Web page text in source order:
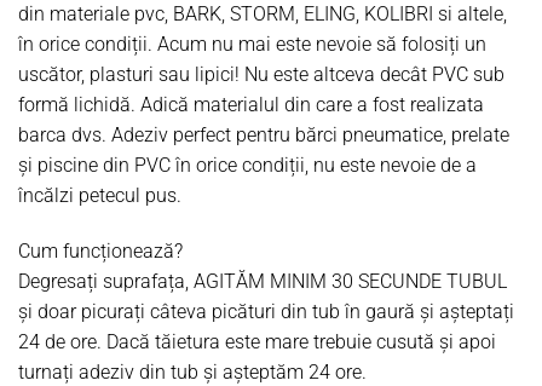
din materiale pvc, BARK, STORM, ELING, KOLIBRI si altele,
în orice condiții. Acum nu mai este nevoie să folosiți un
uscător, plasturi sau lipici! Nu este altceva decât PVC sub
formă lichidă. Adică materialul din care a fost realizata
barca dvs. Adeziv perfect pentru bărci pneumatice, prelate
și piscine din PVC în orice condiții, nu este nevoie de a
încălzi petecul pus.
Cum funcționează?
Degresați suprafața, AGITĂM MINIM 30 SECUNDE TUBUL
și doar picurați câteva picături din tub în gaură și așteptați
24 de ore. Dacă tăietura este mare trebuie cusută și apoi
turnați adeziv din tub și așteptăm 24 ore.